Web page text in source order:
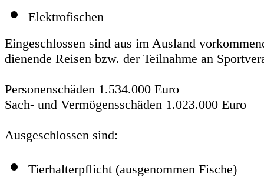
Elektrofischen
Eingeschlossen sind aus im Ausland
dienende Reisen bzw. der Teilnahme an
Personenschäden 1.534.000 Euro
Sach- und Vermögensschäden 1.023.000 Euro
Ausgeschlossen sind:
Tierhalterpflicht (ausgenommen Fische)